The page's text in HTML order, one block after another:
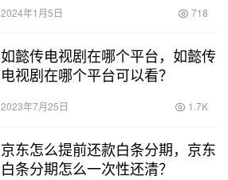
2024年1月5日 718
如懿传电视剧在哪个平台，如懿传
电视剧在哪个平台可以看？
2023年7月25日 1.7K
京东怎么提前还款白条分期，京东
白条分期怎么一次性还清？